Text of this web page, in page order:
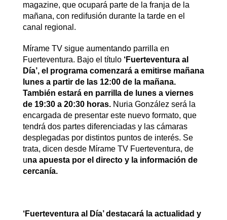
magazine, que ocupará parte de la franja de la
mañana, con redifusión durante la tarde en el
canal regional.
Mírame TV sigue aumentando parrilla en
Fuerteventura. Bajo el título‘Fuerteventura al
Día’, el programa comenzará a emitirse mañana
lunes a partir de las 12:00 de la mañana.
También estará en parrilla de lunes a viernes
de 19:30 a 20:30 horas.Nuria González será la
encargada de presentar este nuevo formato, que
tendrá dos partes diferenciadas y las cámaras
desplegadas por distintos puntos de interés. Se
trata, dicen desde Mírame TV Fuerteventura, de
una apuesta por el directo y la información de
cercanía.
‘Fuerteventura al Día’ destacará la actualidad y